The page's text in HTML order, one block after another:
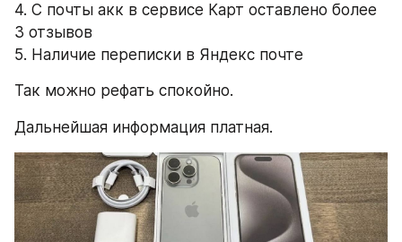
4. С почты акк в сервисе Карт оставлено более
3 отзывов
5. Наличие переписки в Яндекс почте
Так можно рефать спокойно.
Дальнейшая информация платная.